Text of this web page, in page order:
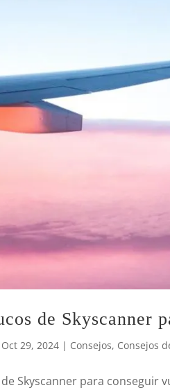
de Skyscanner
Oct 29, 2024 | Consejos, Consejos
Skyscanner para conseguir